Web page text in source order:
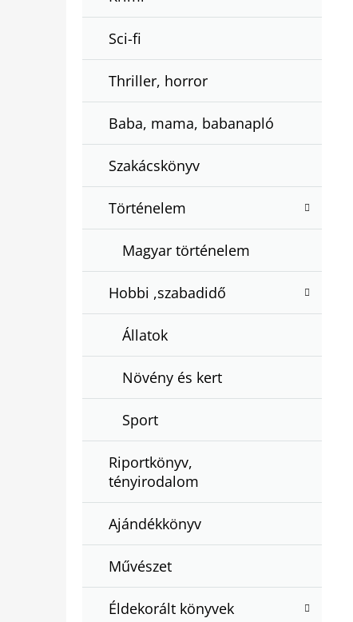
Sci-fi
Thriller, horror
Baba, mama, babanapló
Szakácskönyv
Történelem
Magyar történelem
Hobbi ,szabadidő
Állatok
Növény és kert
Sport
Riportkönyv,
tényirodalom
Ajándékkönyv
Művészet
Éldekorált könyvek